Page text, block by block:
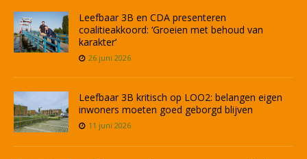
Leefbaar 3B en CDA presenteren
coalitieakkoord: ‘Groeien met behoud van
karakter’
26 juni 2026
Leefbaar 3B kritisch op LOO2: belangen eigen
inwoners moeten goed geborgd blijven
11 juni 2026